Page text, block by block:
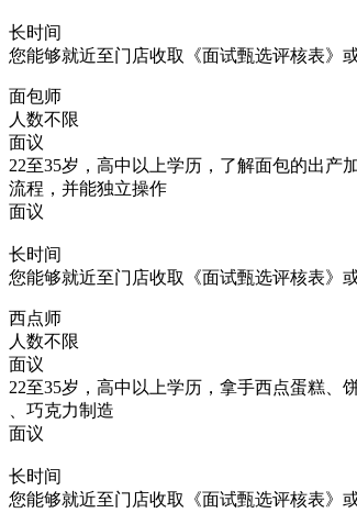
长时间
您能够就近至门店收取《面试甄选评核表》或
面包师
人数不限
面议
22至35岁，高中以上学历，了解面包的出产
流程，并能独立操作
面议
长时间
您能够就近至门店收取《面试甄选评核表》或
西点师
人数不限
面议
22至35岁，高中以上学历，拿手西点蛋糕、
、巧克力制造
面议
长时间
您能够就近至门店收取《面试甄选评核表》或